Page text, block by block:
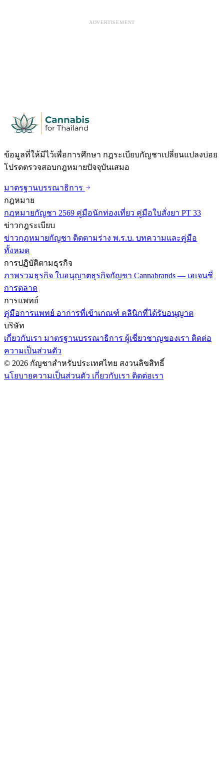
ADVERTISEMENT
ข้อมูลที่ให้มีไว้เพื่อการศึกษา กฎระเบียบกัญชาเปลี่ยนแปลงบ่อย
โปรดตรวจสอบกฎหมายปัจจุบันเสมอ
มาตรฐานบรรณาธิการ
กฎหมาย
กฎหมายกัญชา 2569 คู่มือนักท่องเที่ยว คู่มือใบสั่งยา PT 33
ข่าวกฎระเบียบ
ข่าวกฎหมายกัญชา ติดตามร่าง พ.ร.บ. บทความและคู่มือ
ทั้งหมด
การปฏิบัติตามธุรกิจ
ภาพรวมธุรกิจ ใบอนุญาตธุรกิจกัญชา Cannabrands — เอเจนซี่
การตลาด
การแพทย์
คู่มือการแพทย์ อาการที่เข้าเกณฑ์ คลินิกที่ได้รับอนุญาต
บริษัท
เกี่ยวกับเรา มาตรฐานบรรณาธิการ ผู้เชี่ยวชาญของเรา ติดต่อ
ความเป็นส่วนตัว
© 2026 กัญชาสำหรับประเทศไทย สงวนลิขสิทธิ์
นโยบายความเป็นส่วนตัว เกี่ยวกับเรา ติดต่อเรา